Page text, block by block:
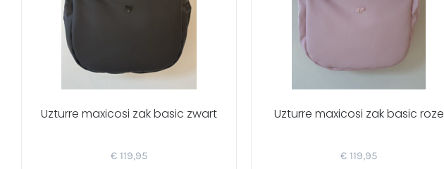
Uzturre maxicosi zak basic zwart
€ 119,95
Uzturre maxicosi zak basic roze
€ 119,95